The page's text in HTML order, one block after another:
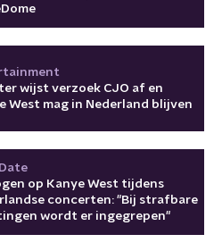
wijst verzoek CJO af en
West mag in Nederland blijven
op Kanye West tijdens
concerten: "Bij strafbare
wordt er ingegrepen"